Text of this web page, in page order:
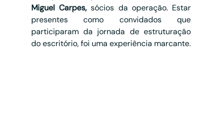
Miguel Carpes, sócios da operação. Estar
presentes como convidados que
participaram da jornada de estruturação
do escritório, foi uma experiência marcante.